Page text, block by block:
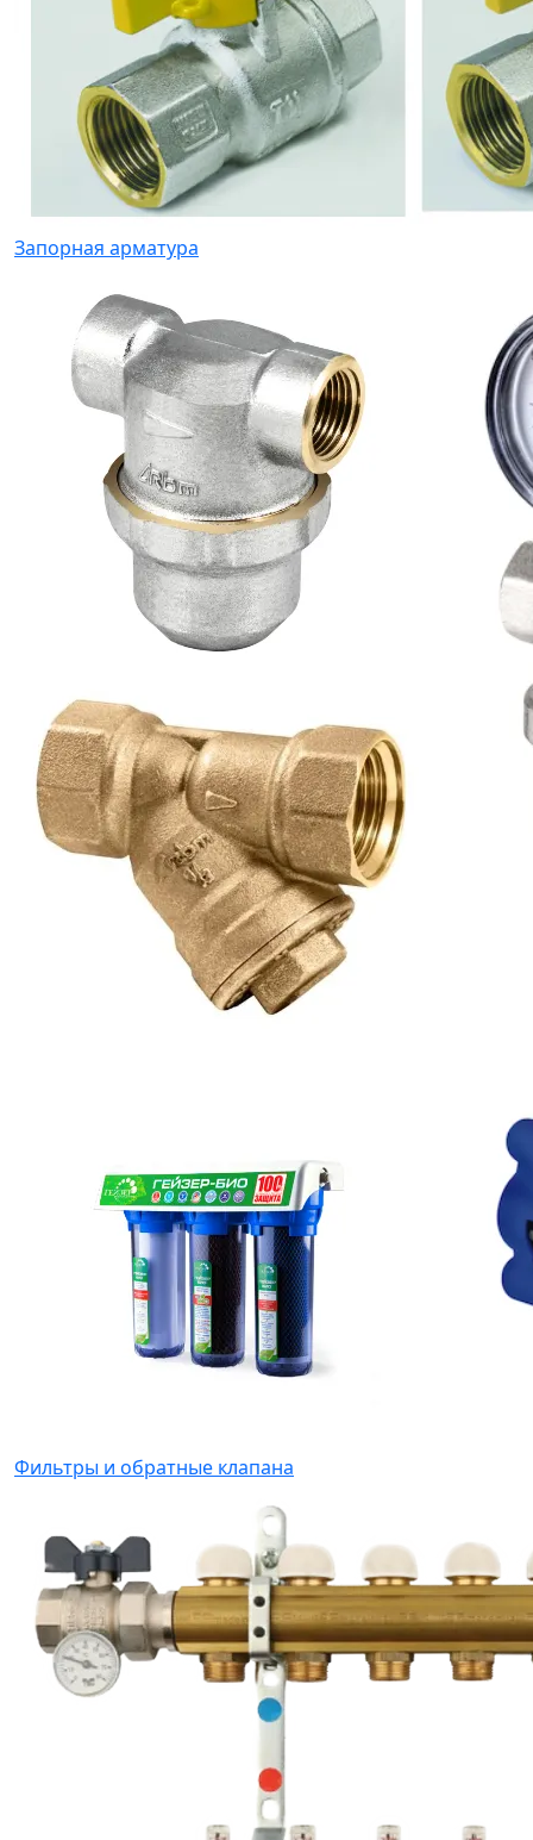
Запорная арматура
Фильтры и обратные клапана